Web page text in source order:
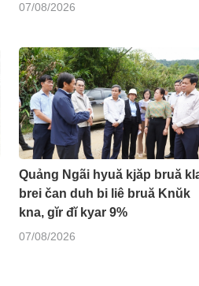
07/08/2026
Quảng Ngãi hyuă kjăp bruă
brei čan duh bi liê bruă Knŭk
kna, gĭr đĭ kyar 9%
07/08/2026